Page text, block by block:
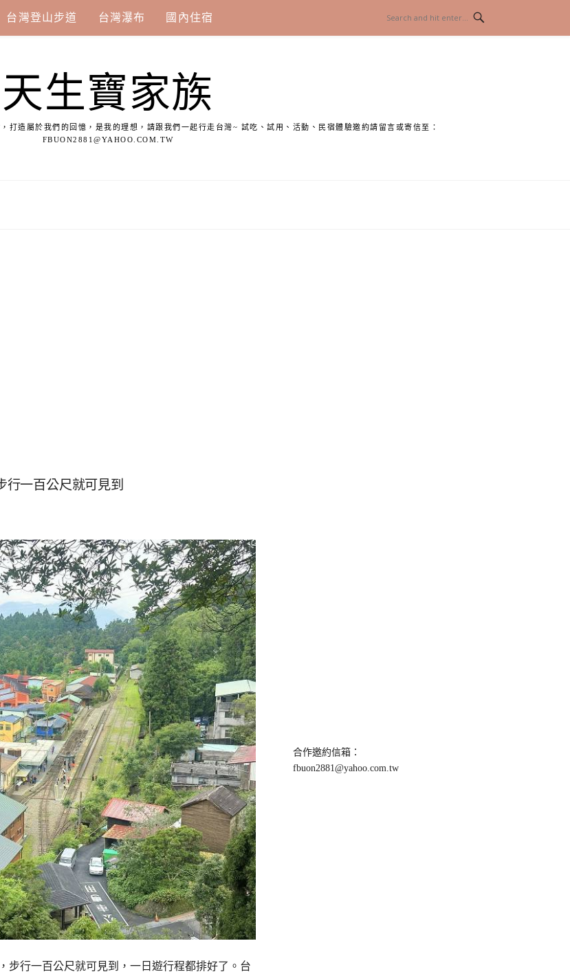
台灣登山步道 台灣瀑布 國內住宿
天生寶家族
打造屬於我們的回憶，是我的理想，請跟我們一起行走台灣~ 試吃、試用、活動、民宿體驗邀約請留言或寄信至：
FBUON2881@YAHOO.COM.TW
行一百公尺就可見到
步行一百公尺就可見到，一日遊行程都排好了。台
合作邀約信箱：
fbuon2881@yahoo.com.tw